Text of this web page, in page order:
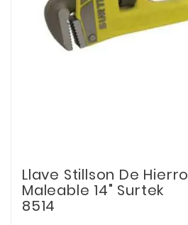
Llave Stillson De Hierro
Maleable 14" Surtek
8514